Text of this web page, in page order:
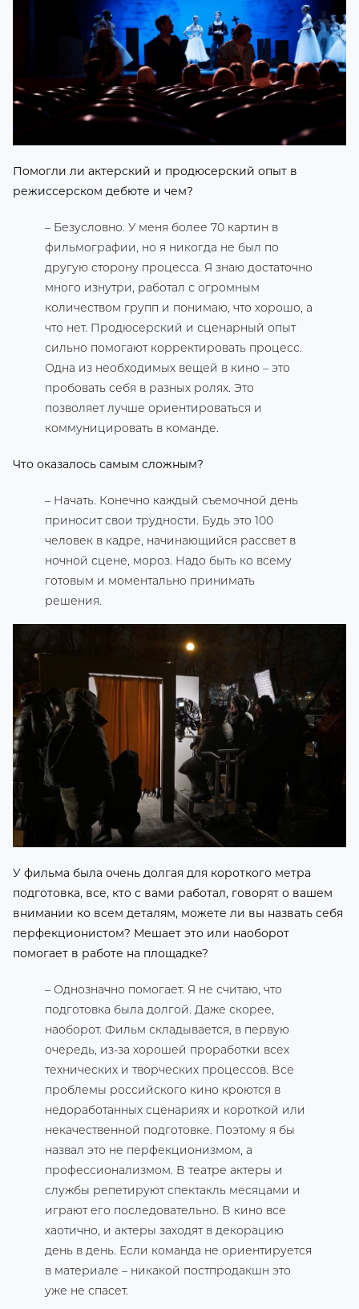
Помогли ли актерский и продюсерский опыт в
режиссерском дебюте и чем?
– Безусловно. У меня более 70 картин в
фильмографии, но я никогда не был по
другую сторону процесса. Я знаю достаточно
много изнутри, работал с огромным
количеством групп и понимаю, что хорошо, а
что нет. Продюсерский и сценарный опыт
сильно помогают корректировать процесс.
Одна из необходимых вещей в кино – это
пробовать себя в разных ролях. Это
позволяет лучше ориентироваться и
коммуницировать в команде.
Что оказалось самым сложным?
– Начать. Конечно каждый съемочной день
приносит свои трудности. Будь это 100
человек в кадре, начинающийся рассвет в
ночной сцене, мороз. Надо быть ко всему
готовым и моментально принимать
решения.
У фильма была очень долгая для короткого метра
подготовка, все, кто с вами работал, говорят о вашем
внимании ко всем деталям, можете ли вы назвать себя
перфекционистом? Мешает это или наоборот
помогает в работе на площадке?
– Однозначно помогает. Я не считаю, что
подготовка была долгой. Даже скорее,
наоборот. Фильм складывается, в первую
очередь, из-за хорошей проработки всех
технических и творческих процессов. Все
проблемы российского кино кроются в
недоработанных сценариях и короткой или
некачественной подготовке. Поэтому я бы
назвал это не перфекционизмом, а
профессионализмом. В театре актеры и
службы репетируют спектакль месяцами и
играют его последовательно. В кино все
хаотично, и актеры заходят в декорацию
день в день. Если команда не ориентируется
в материале – никакой постпродакшн это
уже не спасет.